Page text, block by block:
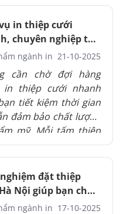
in thiệp cưới
chuyên nghiệp tại
Đạt
ngành in 21-10-2025
cần chờ đợi hàng
in thiệp cưới nhanh
tiết kiệm thời gian
đảm bảo chất lượng
mỹ. Mỗi tấm thiệp
chăm chút kỹ
từ thiết kế đến chất
hiện sự tinh tế và
trong từng chi tiết
đặt thiệp
Nội giúp bạn chọn
đẹp
ngành in 17-10-2025